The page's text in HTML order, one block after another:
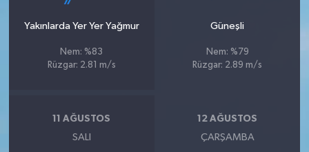
Yakınlarda Yer Yer Yağmur
Nem: %83
Rüzgar: 2.81 m/s
Güneşli
Nem: %79
Rüzgar: 2.89 m/s
11 AĞUSTOS
SALI
12 AĞUSTOS
ÇARŞAMBA